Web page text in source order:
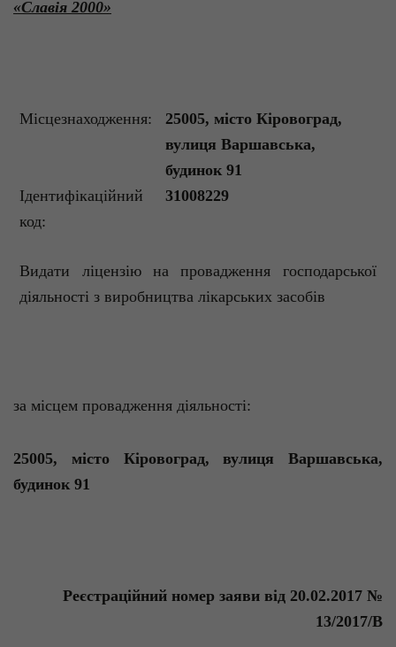
«Славія 2000»
Місцезнаходження:
25005, місто Кіровоград,
вулиця Варшавська,
будинок 91
Ідентифікаційний
код:
31008229
Видати ліцензію на провадження господарської
діяльності з виробництва лікарських засобів
за місцем провадження діяльності:
25005, місто Кіровоград, вулиця Варшавська,
будинок 91
Реєстраційний номер заяви від 20.02.2017 №
13/2017/В